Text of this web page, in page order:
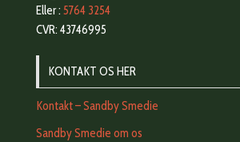
Eller : 5764 3254
CVR: 43746995
KONTAKT OS HER
Kontakt – Sandby Smedie
Sandby Smedie om os